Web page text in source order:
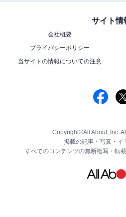
サイト情
会社概要
プライバシーポリシー
当サイトの情報についての注意
Copyright©All About, Inc.
掲載の記事・写真・イ
すべてのコンテンツの無断複写・転